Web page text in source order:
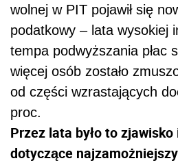
wolnej w PIT pojawił się
podatkowy – lata wysokiej
tempa podwyższania płac
więcej osób zostało
od części wzrastających
proc.
Przez lata było to
dotyczące